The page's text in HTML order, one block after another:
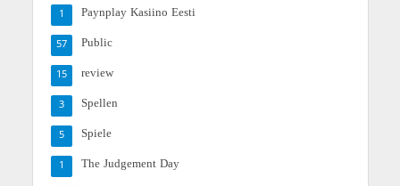
Paynplay Kasiino Eesti
1
Public
57
review
15
Spellen
3
Spiele
5
The Judgement Day
1